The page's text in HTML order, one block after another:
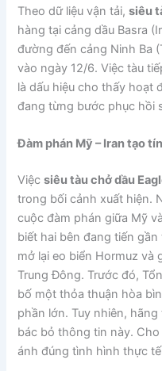
Theo dữ liệu vận tải,siêu
hàng tại cảng dầu Basra
đường đến cảng Ninh Ba
vào ngày 12/6. Việc tàu
là dấu hiệu cho thấy hoạt
đang từng bước phục hồi
Đàm phán Mỹ – Iran tạo
Việcsiêu tàu chở dầu
trong bối cảnh xuất hiện.
cuộc đàm phán giữa Mỹ
biết hai bên đang tiến
mở lại eo biển Hormuz và
Trung Đông. Trước đó,
bố một thỏa thuận hòa
phần lớn. Tuy nhiên,
bác bỏ thông tin này.
ánh đúng tình hình thực